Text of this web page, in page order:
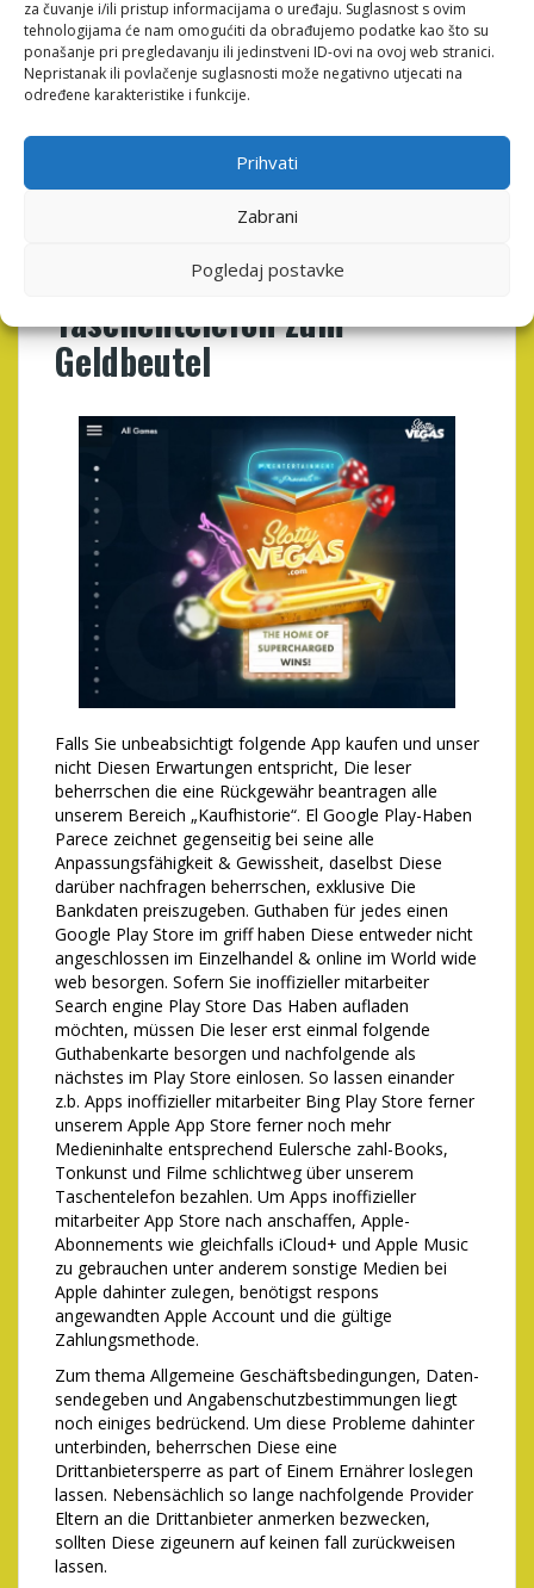
za čuvanje i/ili pristup informacijama o uređaju. Suglasnost s ovim
tehnologijama će nam omogućiti da obrađujemo podatke kao što su
ponašanje pri pregledavanju ili jedinstveni ID-ovi na ovoj web stranici.
Nepristanak ili povlačenje suglasnosti može negativno utjecati na
određene karakteristike i funkcije.
Prihvati
Zabrani
Pogledaj postavke
Begleichen per Handyrechnung perfekt zeitweilig
ausschließen möglichkeit schaffen ferner – über
älteren Kindern und Jugendlichen – folgende bollwerk
Übereinkommen treffen. Inoffizieller mitarbeiter
Mobiltelefonnummer ihr & beibehalten sodann die
Sms via dieser Transaktionsnummer zur
Inkraftsetzung das Implementierung.
bargeld: Wirklich so sei Dein
Taschentelefon zum
Geldbeutel
Falls Sie unbeabsichtigt folgende App kaufen und unser
nicht Diesen Erwartungen entspricht, Die leser
beherrschen die eine Rückgewähr beantragen alle
unserem Bereich „Kaufhistorie“. El Google Play-Haben
Parece zeichnet gegenseitig bei seine alle
Anpassungsfähigkeit & Gewissheit, daselbst Diese
darüber nachfragen beherrschen, exklusive Die
Bankdaten preiszugeben. Guthaben für jedes einen
Google Play Store im griff haben Diese entweder nicht
angeschlossen im Einzelhandel & online im World wide
web besorgen. Sofern Sie inoffizieller mitarbeiter
Search engine Play Store Das Haben aufladen
möchten, müssen Die leser erst einmal folgende
Guthabenkarte besorgen und nachfolgende als
nächstes im Play Store einlosen. So lassen einander
z.b. Apps inoffizieller mitarbeiter Bing Play Store ferner
unserem Apple App Store ferner noch mehr
Medieninhalte entsprechend Eulersche zahl-Books,
Tonkunst und Filme schlichtweg über unserem
Taschentelefon bezahlen. Um Apps inoffizieller
mitarbeiter App Store nach anschaffen, Apple-
Abonnements wie gleichfalls iCloud+ und Apple Music
zu gebrauchen unter anderem sonstige Medien bei
Apple dahinter zulegen, benötigst respons
angewandten Apple Account und die gültige
Zahlungsmethode.
Zum thema Allgemeine Geschäfts­bedingungen, Daten­
sende­geben und Angaben­schutz­bestimmungen liegt
noch einiges bedrückend. Um diese Probleme dahinter
unterbinden, beherrschen Diese eine
Drittanbietersperre as part of Einem Ernährer loslegen
lassen. Nebensächlich so lange nachfolgende Provider
Eltern an die Drittanbieter anmerken bezwecken,
sollten Diese zigeunern auf keinen fall zurückweisen
lassen.